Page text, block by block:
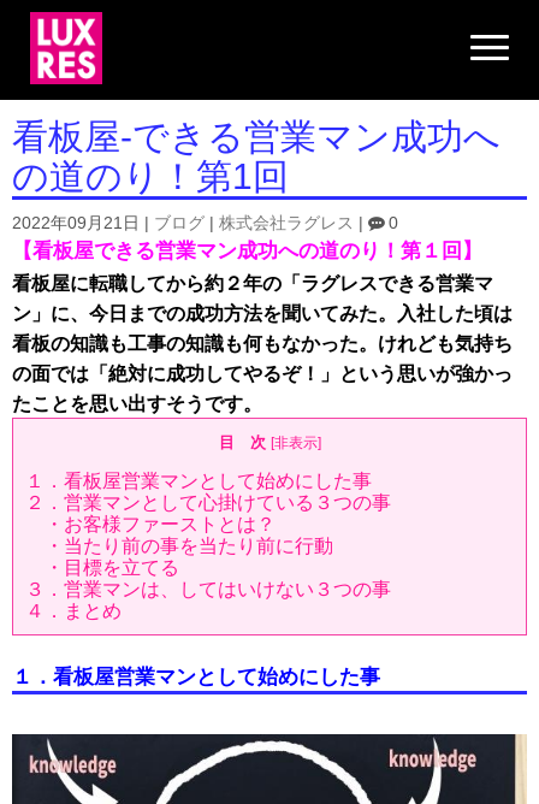
N
a
i
a
o
看板屋-できる営業マン成功へ
の道のり！第1回
2022年09月21日 ブログ 株式会社ラグレス 0
【看板屋できる営業マン成功への道のり！第１回】
看板屋に転職してから約２年の「ラグレスできる営業マ
ン」に、今日までの成功方法を聞いてみた。入社した頃は
看板の知識も工事の知識も何もなかった。けれども気持ち
の面では「絶対に成功してやるぞ！」という思いが強かっ
たことを思い出すそうです。
目 次 [非表示]
１．看板屋営業マンとして始めにした事
２．営業マンとして心掛けている３つの事
・お客様ファーストとは？
・当たり前の事を当たり前に行動
・目標を立てる
３．営業マンは、してはいけない３つの事
４．まとめ
１．看板屋営業マンとして始めにした事